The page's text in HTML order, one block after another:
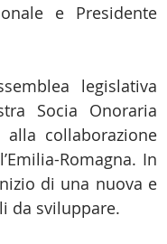
e Presidente
legislativa
Socia Onoraria
collaborazione
Romagna. In
di una nuova e
da sviluppare.